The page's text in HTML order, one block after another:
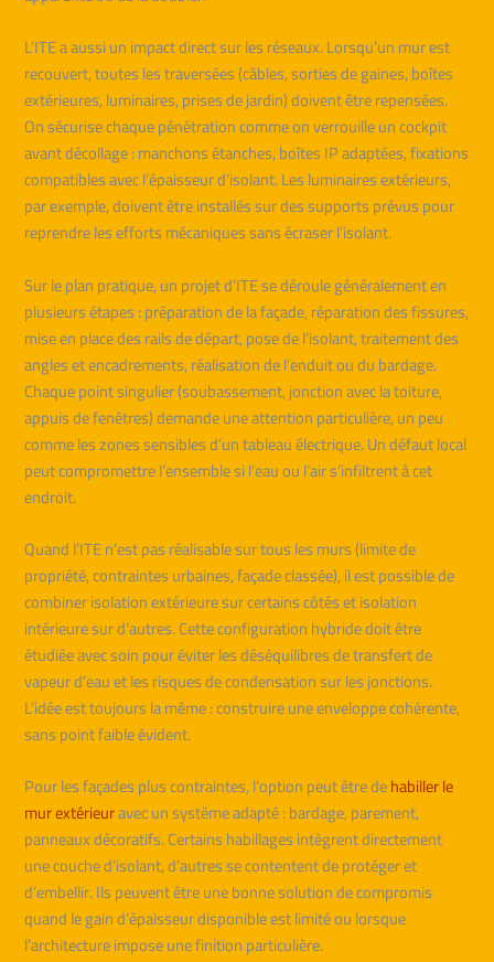
L’ITE a aussi un impact direct sur les réseaux. Lorsqu’un mur est
recouvert, toutes les traversées (câbles, sorties de gaines, boîtes
extérieures, luminaires, prises de jardin) doivent être repensées.
On sécurise chaque pénétration comme on verrouille un cockpit
avant décollage : manchons étanches, boîtes IP adaptées, fixations
compatibles avec l’épaisseur d’isolant. Les luminaires extérieurs,
par exemple, doivent être installés sur des supports prévus pour
reprendre les efforts mécaniques sans écraser l’isolant.
Sur le plan pratique, un projet d’ITE se déroule généralement en
plusieurs étapes : préparation de la façade, réparation des fissures,
mise en place des rails de départ, pose de l’isolant, traitement des
angles et encadrements, réalisation de l’enduit ou du bardage.
Chaque point singulier (soubassement, jonction avec la toiture,
appuis de fenêtres) demande une attention particulière, un peu
comme les zones sensibles d’un tableau électrique. Un défaut local
peut compromettre l’ensemble si l’eau ou l’air s’infiltrent à cet
endroit.
Quand l’ITE n’est pas réalisable sur tous les murs (limite de
propriété, contraintes urbaines, façade classée), il est possible de
combiner isolation extérieure sur certains côtés et isolation
intérieure sur d’autres. Cette configuration hybride doit être
étudiée avec soin pour éviter les déséquilibres de transfert de
vapeur d’eau et les risques de condensation sur les jonctions.
L’idée est toujours la même : construire une enveloppe cohérente,
sans point faible évident.
Pour les façades plus contraintes, l’option peut être dehabiller le
mur extérieuravec un système adapté : bardage, parement,
panneaux décoratifs. Certains habillages intègrent directement
une couche d’isolant, d’autres se contentent de protéger et
d’embellir. Ils peuvent être une bonne solution de compromis
quand le gain d’épaisseur disponible est limité ou lorsque
l’architecture impose une finition particulière.